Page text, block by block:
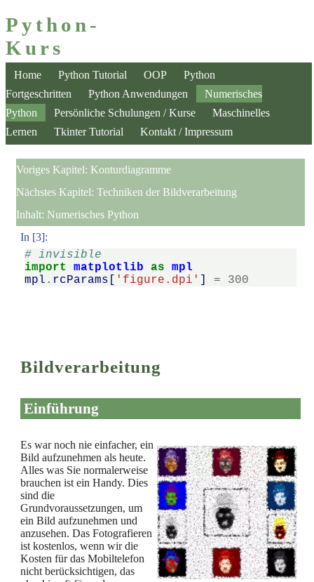
Python-
Kurs
Home Python Tutorial OOP
Python
Fortgeschritten
Python Anwendungen
Numerisches
Python
Persönliche Schulungen / Kurse
Maschinelles
Lernen
Tkinter Tutorial Kontakt / Impressum
Voriges Kapitel: Konturdiagramme
Nächstes Kapitel: Techniken der Bildverarbeitung
Inhalt: Numerisches Python
In [3]:
# invisible
import
matplotlib as
mpl
mpl . rcParams 'figure.dpi' = 300
Bildverarbeitung
Einführung
Es war noch nie einfacher, ein
Bild aufzunehmen als heute.
Alles was Sie normalerweise
brauchen ist ein Handy. Dies
sind die
Grundvoraussetzungen, um
ein Bild aufzunehmen und
anzusehen. Das Fotografieren
ist kostenlos, wenn wir die
Kosten für das Mobiltelefon
nicht berücksichtigen, das